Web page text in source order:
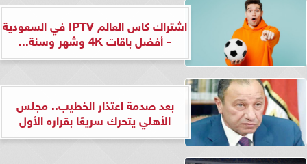
اشتراك كاس العالم IPTV في السعودية
- أفضل باقات 4K وشهر وسنة...
بعد صدمة اعتذار الخطيب.. مجلس
الأهلي يتحرك سريعًا بقراره الأول